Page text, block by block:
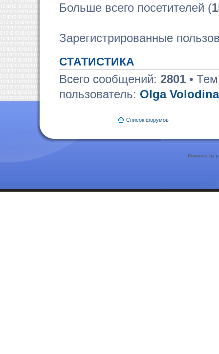
Больше всего посетителей (
Зарегистрированные
СТАТИСТИКА
Всего сообщений: 2801 •
пользователь: Olga Volodina
Список форумов
Powered by